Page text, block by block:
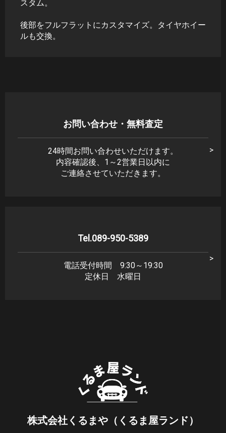
スタム。
後部をフルフラットにカスタマイズ。タイヤホイー
ルも交換。
お問い合わせ・無料査定
24時間お問い合わせいただけます。
内容確認後、1～2営業日以内に
ご連絡させていただきます。
Tel.089-950-5389
電話受付時間 9:30～19:30
定休日 水曜日
株式会社くるまや（くるま屋ランド）